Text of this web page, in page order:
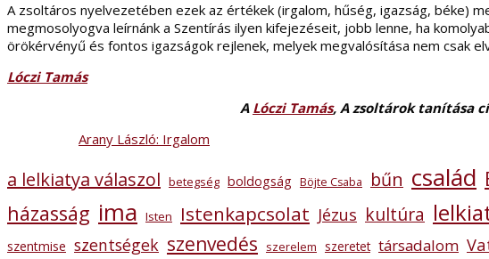
A zsoltáros nyelvezetében ezek az értékek (irgalom, hűség, igazság, béke)
megmosolyogva leírnánk a Szentírás ilyen kifejezéseit, jobb lenne, ha
örökérvényű és fontos igazságok rejlenek, melyek megvalósítása nem csak
Lóczi Tamás
A Lóczi Tamás, A zsoltárok tanítása
Arany László: Irgalom
a lelkiatya válaszol betegség boldogság Böjte Csaba bűn család
házasság ima Isten Istenkapcsolat Jézus kultúra
szentmise szentségek szenvedés szerelem szeretet társadalom